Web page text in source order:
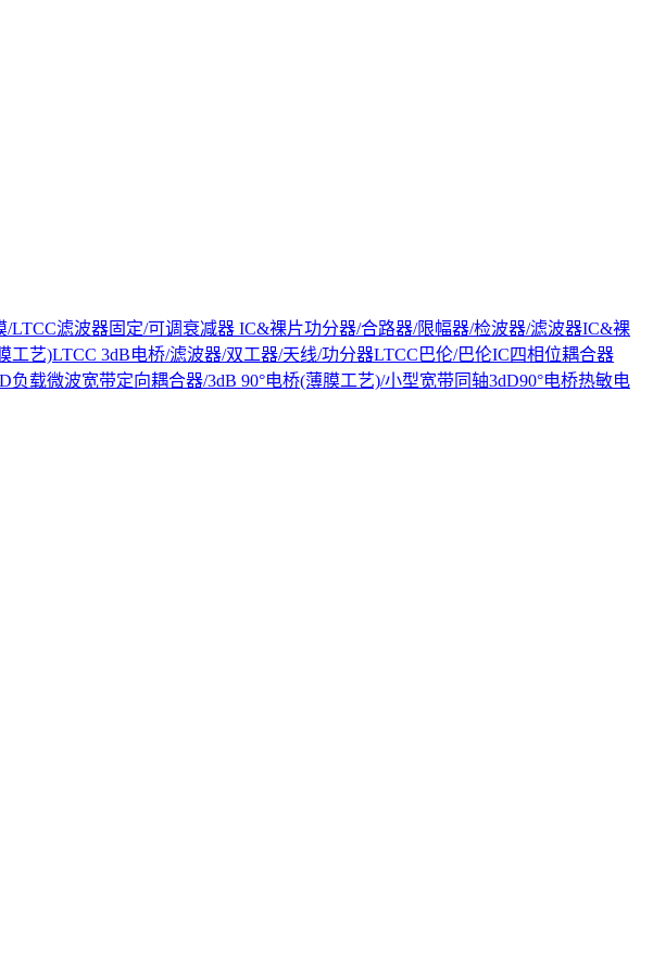
/LTCC滤波器固定/可调衰减器 IC&裸片功分器/合路器/限幅器/检波器/滤波器IC&裸
工艺)LTCC 3dB电桥/滤波器/双工器/天线/功分器LTCC巴伦/巴伦IC四相位耦合器
负载微波宽带定向耦合器/3dB 90°电桥(薄膜工艺)/小型宽带同轴3dD90°电桥热敏电